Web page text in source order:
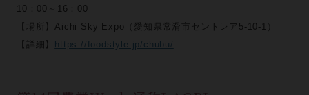
10：00～16：00
【場所】Aichi Sky Expo（愛知県常滑市セントレア5-10-1）
【詳細】
https://foodstyle.jp/chubu/